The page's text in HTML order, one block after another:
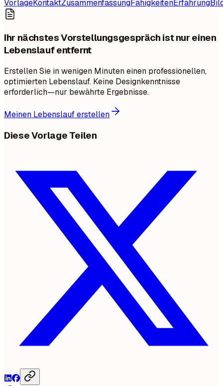
VorlageKontaktZusammenfassungFähigkeitenErfahrung
Ihr nächstes Vorstellungsgespräch ist nur einen
Lebenslauf entfernt
Erstellen Sie in wenigen Minuten einen professionellen,
optimierten Lebenslauf. Keine Designkenntnisse
erforderlich—nur bewährte Ergebnisse.
Meinen Lebenslauf erstellen
Diese Vorlage Teilen